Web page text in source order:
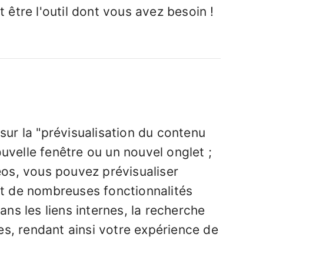
être l'outil dont vous avez besoin !
la "prévisualisation du contenu
fenêtre ou un nouvel onglet ;
vous pouvez prévisualiser
de nombreuses fonctionnalités
les liens internes, la recherche
rendant ainsi votre expérience de